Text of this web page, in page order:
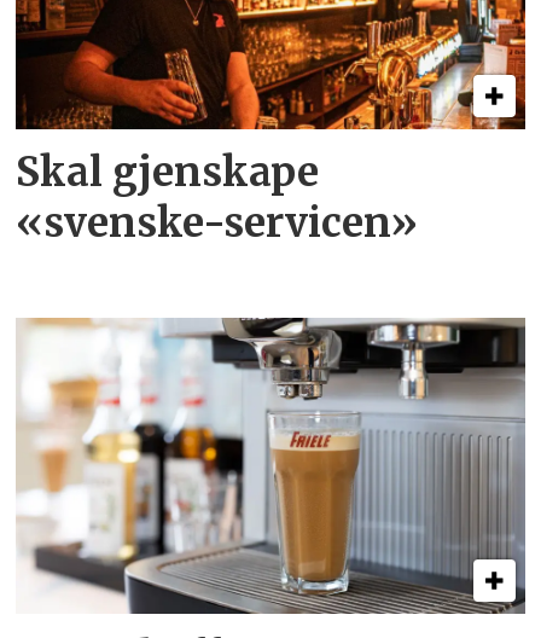
Skal gjenskape
«svenske-servicen»